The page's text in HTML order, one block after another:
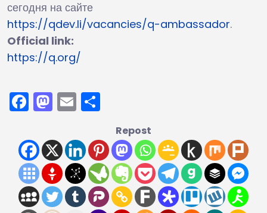
сегодня на сайте
https://qdev.li/vacancies/q-ambassador.
Official link:
https://q.org/
Facebook
Mastodon
Email
Repost